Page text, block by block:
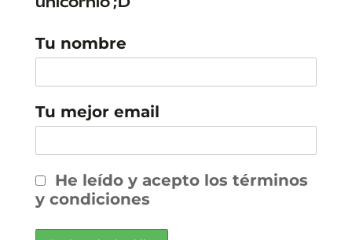
Tu nombre
Tu mejor email
He leído y acepto los términos
y condiciones